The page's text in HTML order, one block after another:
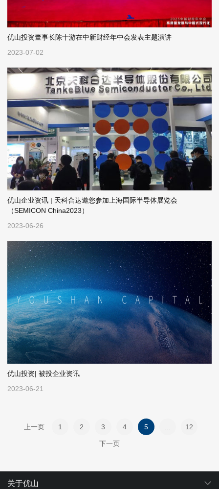
优山投资董事长陈十游在中新财经年中会发表主题演讲
2023-07-02
优山企业资讯 | 天科合达邀您参加上海国际半导体展览会
（SEMICON China2023）
2023-06-26
优山投资| 被投企业资讯
2023-06-21
上一页 1 2 3 4 5 12
下一页
关于优山